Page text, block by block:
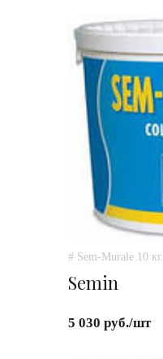
# Sem-Murale 10 кг.
Semin
5 030 руб./шт